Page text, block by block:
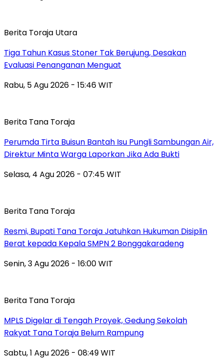
Berita Toraja Utara
Tiga Tahun Kasus Stoner Tak Berujung, Desakan
Evaluasi Penanganan Menguat
Rabu, 5 Agu 2026 - 15:46 WIT
Berita Tana Toraja
Perumda Tirta Buisun Bantah Isu Pungli Sambungan Air,
Direktur Minta Warga Laporkan Jika Ada Bukti
Selasa, 4 Agu 2026 - 07:45 WIT
Berita Tana Toraja
Resmi, Bupati Tana Toraja Jatuhkan Hukuman Disiplin
Berat kepada Kepala SMPN 2 Bonggakaradeng
Senin, 3 Agu 2026 - 16:00 WIT
Berita Tana Toraja
MPLS Digelar di Tengah Proyek, Gedung Sekolah
Rakyat Tana Toraja Belum Rampung
Sabtu, 1 Agu 2026 - 08:49 WIT